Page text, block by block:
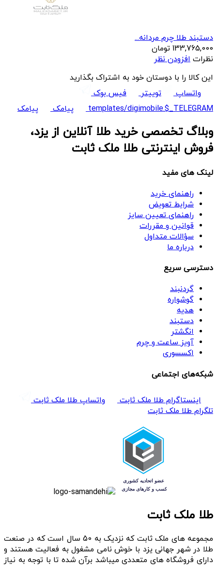
دستبند طلا چرم مردانه...
133,765,000 تومان
نظرات افزودن نظر
این کالا را با دوستان خود به اشتراک بگذارید
واتساپ
توییتر
فیس بوک
templates/digimobile.$_TELEGRAM
پیامک پیامک
وبلاگ تخصصی خرید طلا آنلاین از یزد،
فروش اینترنتی طلا ملک ثابت
لینک های مفید
راهنمای خرید
شرایط تعویض
راهنمای تعیین سایز
قوانین و مقررات
سؤالات متداول
درباره ما
دسترسی سریع
گردنبند
گوشواره
هدیه
دستبند
انگشتر
آویز ساعت و چرم
اکسسوری
شبکه‌های اجتماعی
اینستاگرام طلا ملک ثابت
واتساپ طلا ملک ثابت
تلگرام طلا ملک ثابت
طلا ملک ثابت
مجموعه های ملک ثابت که نزدیک به 50 سال است که در صنعت
طلا در شهر جهانی یزد با خوش نامی مشغول به فعالیت هستند و
دارای فروشگاه های متعددی میباشد برآن شده تا با توجه به نیاز